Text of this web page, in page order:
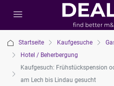
Startseite Kaufgesuche
Hotel / Beherbergung
Kaufgesuch: Frühstückspension
am Lech bis Lindau gesucht